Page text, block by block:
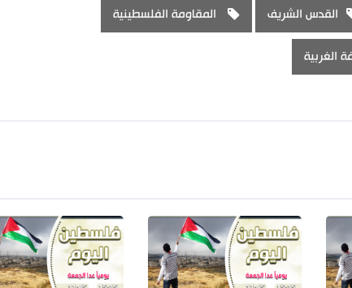
القدس الشريف المقاومة الفلسطينية
الغربية